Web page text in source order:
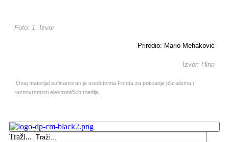
Foto: 1. Izvor
Priredio: Mario Mehaković
Izvor: Hina
Ovaj materijal sufinanciran je sredstvima Fonda za poticanje pluralizma i
raznovrsnosti elektroničkih medija.
Traži...